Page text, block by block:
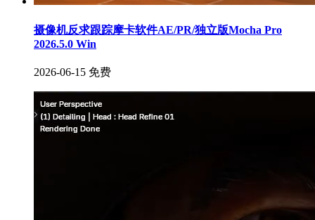
摄像机反求跟踪摩卡软件AE/PR/独立版Mocha Pro
2026.5.0 Win
2026-06-15 免费